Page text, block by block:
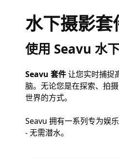
水下摄影套
使用 Seavu 水
Seavu 套件让您实时捕捉
脑。无论您是在探索、拍
世界的方式。
Seavu 拥有一系列专为娱
- 无需潜水。